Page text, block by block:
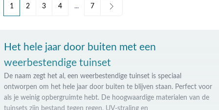
1 2 3 4 ... 7
Het hele jaar door buiten met een
weerbestendige tuinset
De naam zegt het al, een weerbestendige tuinset is speciaal
ontworpen om het hele jaar door buiten te blijven staan. Perfect voor
als je weinig opbergruimte hebt. De hoogwaardige materialen van de